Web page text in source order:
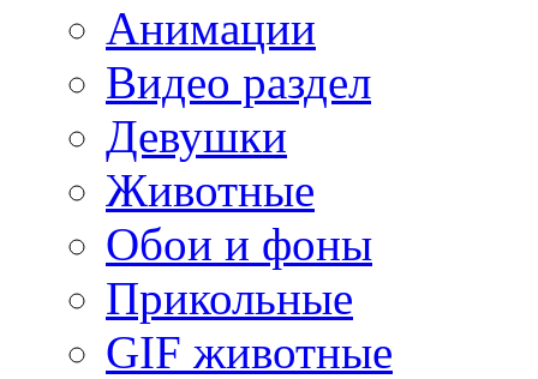
Анимации
Видео раздел
Девушки
Животные
Обои и фоны
Прикольные
GIF животные